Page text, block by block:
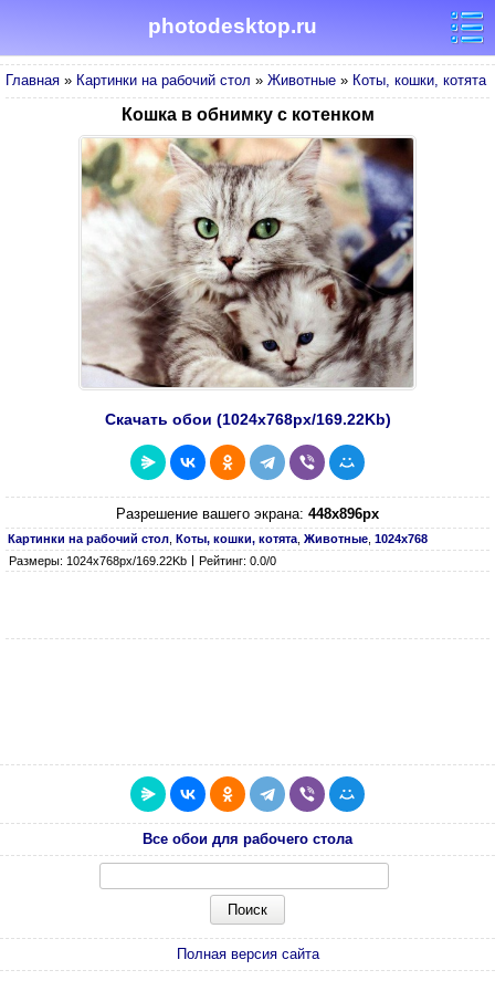
photodesktop.ru
Главная » Картинки на рабочий стол » Животные » Коты, кошки, котята
Кошка в обнимку с котенком
Скачать обои (1024х768px/169.22Kb)
Разрешение вашего экрана: 448x896px
Картинки на рабочий стол Коты, кошки, котята Животные 1024х768
Размеры: 1024х768px/169.22Kb
Рейтинг: 0.0/0
Все обои для рабочего стола
Полная версия сайта